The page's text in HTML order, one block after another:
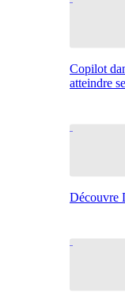
Copilot
atteindre
Découvre